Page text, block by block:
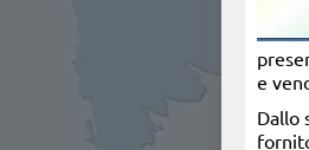
e
Dallo